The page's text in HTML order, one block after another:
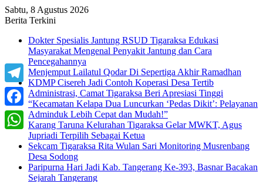
Sabtu, 8 Agustus 2026
Berita Terkini
Dokter Spesialis Jantung RSUD Tigaraksa Edukasi
Masyarakat Mengenal Penyakit Jantung dan Cara
Pencegahannya
Menjemput Lailatul Qodar Di Sepertiga Akhir Ramadhan
KDMP Cisereh Jadi Contoh Koperasi Desa Tertib
Administrasi, Camat Tigaraksa Beri Apresiasi Tinggi
“Kecamatan Kelapa Dua Luncurkan ‘Pedas Dikit’: Pelayanan
Adminduk Lebih Cepat dan Mudah!”
Karang Taruna Kelurahan Tigaraksa Gelar MWKT, Agus
Jupriadi Terpilih Sebagai Ketua
Sekcam Tigaraksa Rita Wulan Sari Monitoring Musrenbang
Desa Sodong
Paripurna Hari Jadi Kab. Tangerang Ke-393, Basnar Bacakan
Sejarah Tangerang
Telegram
Facebook
WhatsApp